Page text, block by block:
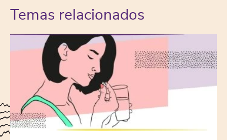
Temas relacionados